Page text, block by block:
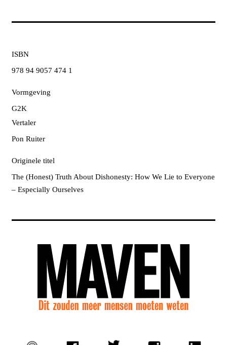
ISBN
978 94 9057 474 1
Vormgeving
G2K
Vertaler
Pon Ruiter
Originele titel
The (Honest) Truth About Dishonesty: How We Lie to Everyone
– Especially Ourselves